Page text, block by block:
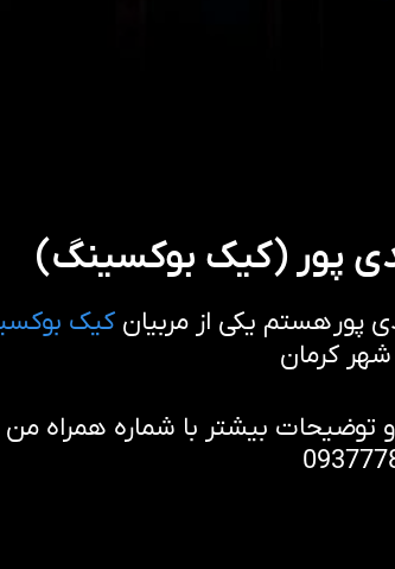
پور (کیک بوکسینگ)
پور هستم یکی از مربیان کیک
شهر کرمان
بیشتر با شماره همراه من